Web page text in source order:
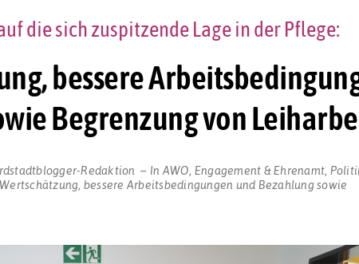
bessere
Begrenzung von
die sich zuspitzende Lage in der Pflege:
Redaktion In AWO Engagement & Ehrenamt
bessere Arbeitsbedingungen und Bezahlung sowie